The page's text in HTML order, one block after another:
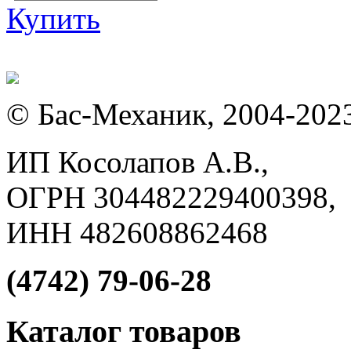
Купить
© Бас-Механик, 2004-
ИП Косолапов А.В.,
ОГРН 304482229400398,
ИНН 482608862468
(4742) 79-06-28
Каталог товаров